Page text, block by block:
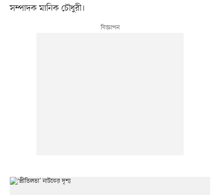
সম্পাদক মানিক চৌধুরী।